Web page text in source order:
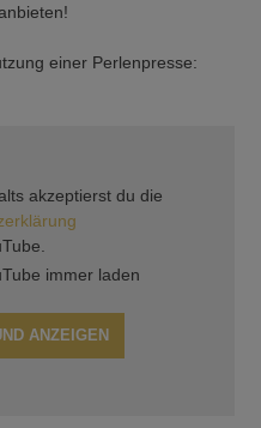
einer Perlenpresse:
akzeptierst du die
immer laden
ANZEIGEN